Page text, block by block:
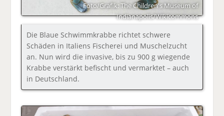
Foto/Grafik: The Children's Museum of
Indianapolis/Wikicommons
Die Blaue Schwimmkrabbe richtet schwere
Schäden in Italiens Fischerei und Muschelzucht
an. Nun wird die invasive, bis zu 900 g wiegende
Krabbe verstärkt befischt und vermarktet – auch
in Deutschland.